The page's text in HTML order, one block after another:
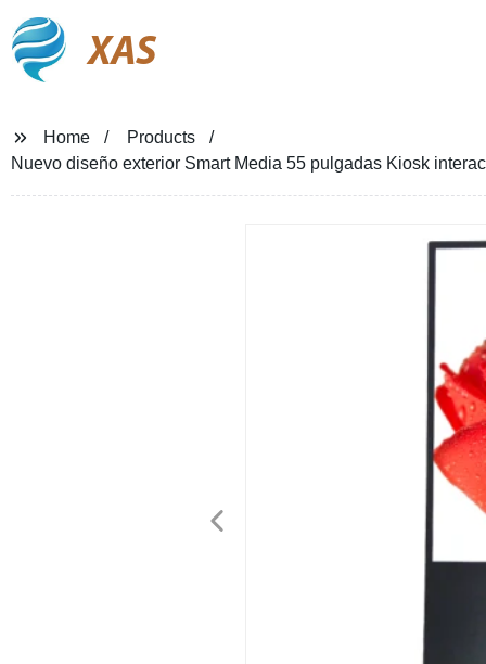
XAS
Home
Products
Nuevo diseño exterior Smart Media 55 pulgadas Kiosk